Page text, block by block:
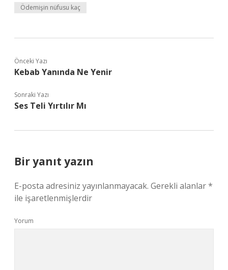
Ödemişin nüfusu kaç
Önceki Yazı
Kebab Yanında Ne Yenir
Sonraki Yazı
Ses Teli Yırtılır Mı
Bir yanıt yazın
E-posta adresiniz yayınlanmayacak. Gerekli alanlar*
ile işaretlenmişlerdir
Yorum